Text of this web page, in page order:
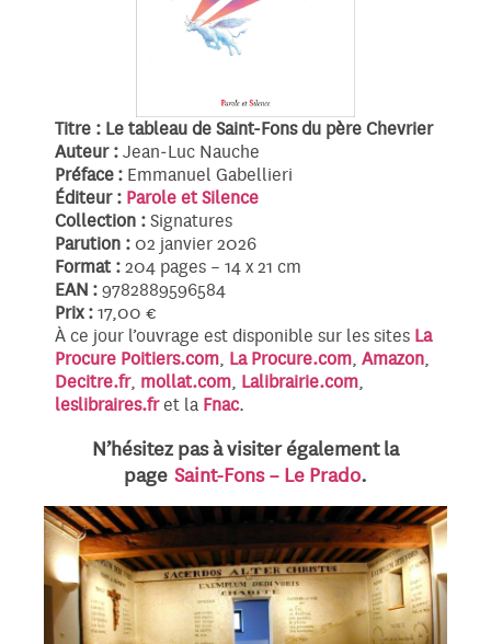
Titre : Le tableau de Saint-Fons du père Chevrier
Auteur :Jean‑Luc Nauche
Préface : Emmanuel Gabellieri
Éditeur : Parole et Silence
Collection :Signatures
Parution : 02 janvier 2026
Format :204 pages – 14 x 21 cm
EAN :9782889596584
Prix :17,00 €
À ce jour l’ouvrage est disponible sur les sites La
Procure Poitiers.com, La Procure.com, Amazon,
Decitre.fr, mollat.com, Lalibrairie.com,
leslibraires.fret la Fnac.
N’hésitez pas à visiter également la
page Saint-Fons – Le Prado.